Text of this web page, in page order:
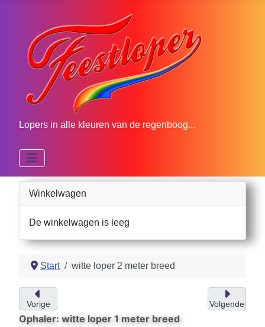
Lopers in alle kleuren van de regenboog...
Winkelwagen
De winkelwagen is leeg
Start witte loper 2 meter breed
Vorige Volgende
Ophaler: witte loper 1 meter breed